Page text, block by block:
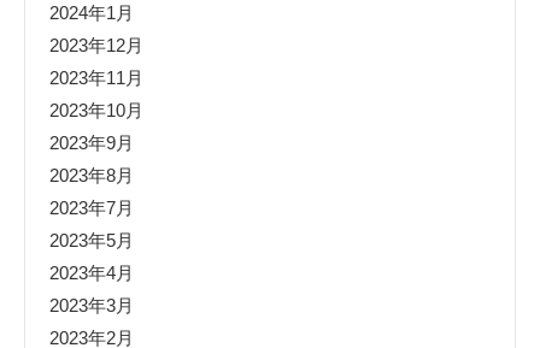
2024年1月
2023年12月
2023年11月
2023年10月
2023年9月
2023年8月
2023年7月
2023年5月
2023年4月
2023年3月
2023年2月